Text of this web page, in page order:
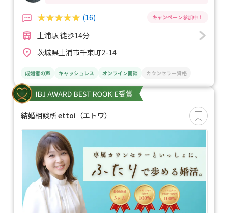
(16)
土浦駅 徒歩14分
茨城県土浦市千束町2-14
成婚者の声 キャッシュレス オンライン面談 カウンセラー資格
結婚相談所 ettoi（エトワ）